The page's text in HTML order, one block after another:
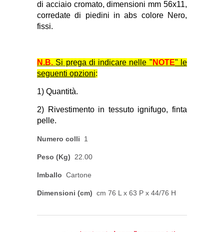
di acciaio cromato, dimensioni mm 56x11,
corredate di piedini in abs colore Nero,
fissi.
N.B. Si prega di indicare nelle " NOTE" le
seguenti opzioni:
1) Quantità.
2) Rivestimento in tessuto ignifugo, finta
pelle.
Numero colli 1
Peso (Kg) 22.00
Imballo Cartone
Dimensioni (cm) cm 76 L x 63 P x 44/76 H